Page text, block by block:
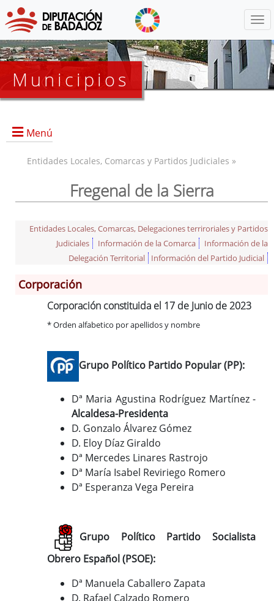
Municipios
Menú
Información General
Gastronomía
Fiestas
Archivo Municipal
Correo-e gratis
Entidades Locales, Comarcas y Partidos Judiciales »
Fregenal de la Sierra
Entidades Locales, Comarcas, Delegaciones terriroriales y Partidos
Judiciales
Información de la Comarca
Información de la
Delegación Territorial
Información del Partido Judicial
Corporación
Corporación constituida el 17 de Junio de 2023
* Orden alfabetico por apellidos y nombre
Grupo Político Partido Popular (PP):
Dª Maria Agustina Rodríguez Martínez -
Alcaldesa-Presidenta
D. Gonzalo Álvarez Gómez
D. Eloy Díaz Giraldo
Dª Mercedes Linares Rastrojo
Dª María Isabel Reviriego Romero
Dª Esperanza Vega Pereira
Grupo Político Partido Socialista
Obrero Español (PSOE):
Dª Manuela Caballero Zapata
D. Rafael Calzado Romero